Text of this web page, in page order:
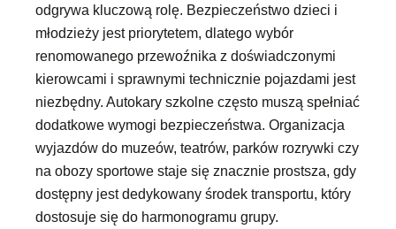
odgrywa kluczową rolę. Bezpieczeństwo dzieci i
młodzieży jest priorytetem, dlatego wybór
renomowanego przewoźnika z doświadczonymi
kierowcami i sprawnymi technicznie pojazdami jest
niezbędny. Autokary szkolne często muszą spełniać
dodatkowe wymogi bezpieczeństwa. Organizacja
wyjazdów do muzeów, teatrów, parków rozrywki czy
na obozy sportowe staje się znacznie prostsza, gdy
dostępny jest dedykowany środek transportu, który
dostosuje się do harmonogramu grupy.